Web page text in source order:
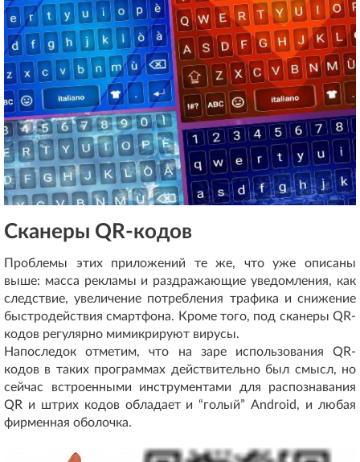
Сканеры QR-кодов
Проблемы этих приложений те же, что уже описаны
выше: масса рекламы и раздражающие уведомления, как
следствие, увеличение потребления трафика и снижение
быстродействия смартфона. Кроме того, под сканеры QR-
кодов регулярно мимикрируют вирусы.
Напоследок отметим, что на заре использования QR-
кодов в таких программах действительно был смысл, но
сейчас встроенными инструментами для распознавания
QR и штрих кодов обладает и “голый” Android, и любая
фирменная оболочка.